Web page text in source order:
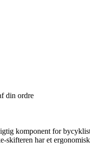
din ordre
komponent for
har et